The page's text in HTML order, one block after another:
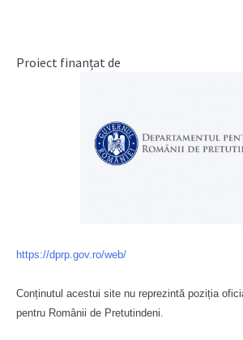
Proiect finanțat de
https://dprp.gov.ro/web/
Conținutul acestui site nu reprezintă poziția
pentru Românii de Pretutindeni.